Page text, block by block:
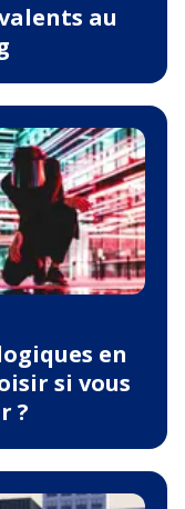
au
en
si vous
?